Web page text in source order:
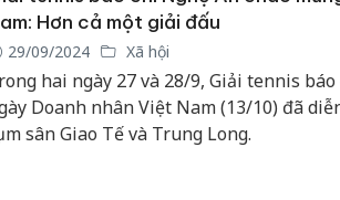
Hơn cả một giải đấu
29/09/2024 Xã hội
hai ngày 27 và 28/9, Giải tennis
Doanh nhân Việt Nam (13/10) đã
sân Giao Tế và Trung Long.